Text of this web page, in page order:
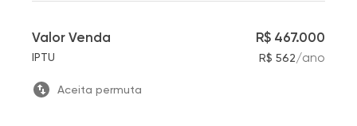
Valor Venda R$ 467.000
IPTU R$ 562/ano
Aceita permuta